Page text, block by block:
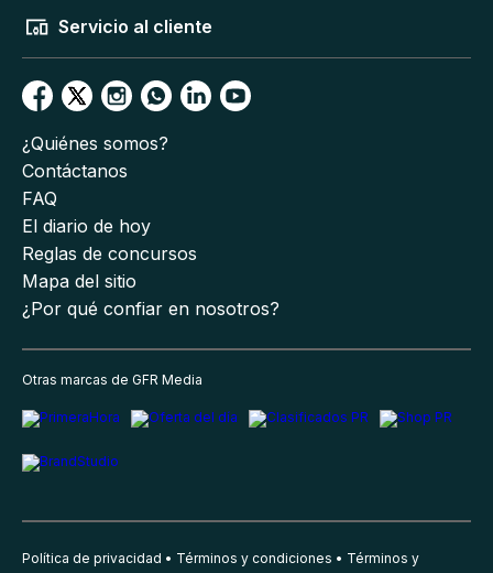
Servicio al cliente
¿Quiénes somos?
Contáctanos
FAQ
El diario de hoy
Reglas de concursos
Mapa del sitio
¿Por qué confiar en nosotros?
Otras marcas de GFR Media
Política de privacidad Términos y condiciones Términos y